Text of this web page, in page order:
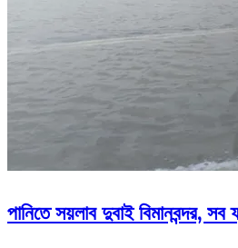
পানিতে সয়লাব দুবাই বিমানবন্দর,